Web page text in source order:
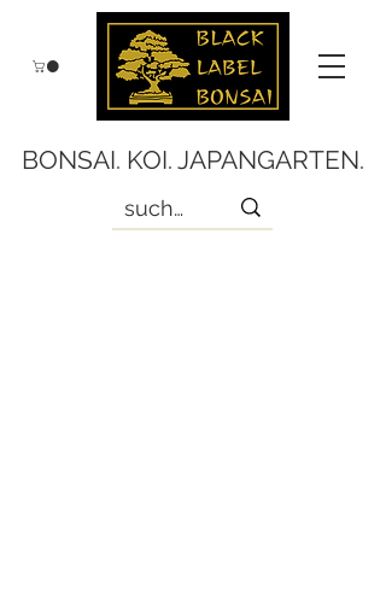
BONSAI. KOI. JAPANGARTEN.